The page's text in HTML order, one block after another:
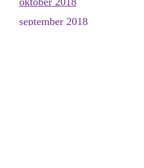
september 2018